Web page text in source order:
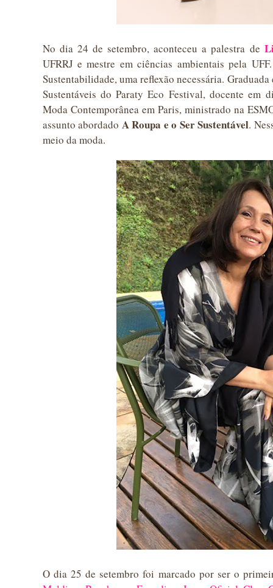
No dia 24 de setembro, aconteceu a palestra de
UFRRJ e mestre em ciências ambientais pela
Sustentabilidade, uma reflexão necessária.
Sustentáveis do Paraty Eco Festival, docente em
Moda Contemporânea em Paris, ministrado na
assunto abordado A Roupa e o Ser Sustentável.
meio da moda.
O dia 25 de setembro foi marcado por ser o